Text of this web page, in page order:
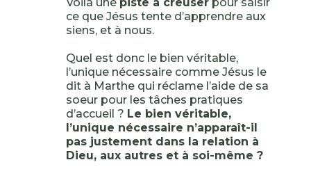
ce que Jésus tente d’apprendre aux
siens, et à nous.
Quel est donc le bien véritable,
l’unique nécessaire comme Jésus le
dit à Marthe qui réclame l’aide de sa
soeur pour les tâches pratiques
d’accueil ? Le bien véritable,
l’unique nécessaire n’apparaît-il
pas justement dans la relation à
Dieu, aux autres et à soi-même ?